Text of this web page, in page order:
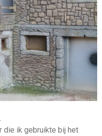
die ik gebruikte bij het